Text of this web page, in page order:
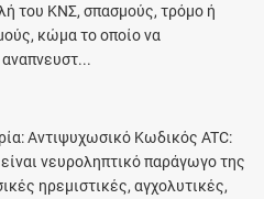
του ΚΝΣ, σπασμούς, τρόμο ή
κώμα το οποίο να
Αντιψυχωσικό Κωδικός ATC:
νευροληπτικό παράγωγο της
ηρεμιστικές, αγχολυτικές,